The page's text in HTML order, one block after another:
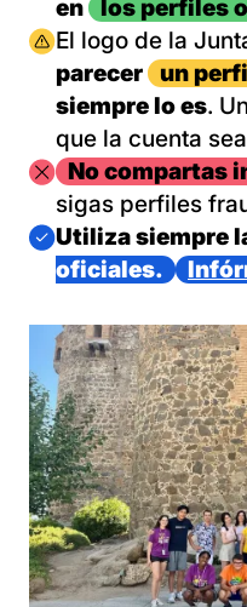
en
los perfiles
Imagen
El logo de la
parecer
un
siempre lo es.
que la cuenta
ImagenNo compartas
sigas perfiles
Imagen
Utiliza siempre
oficiales.